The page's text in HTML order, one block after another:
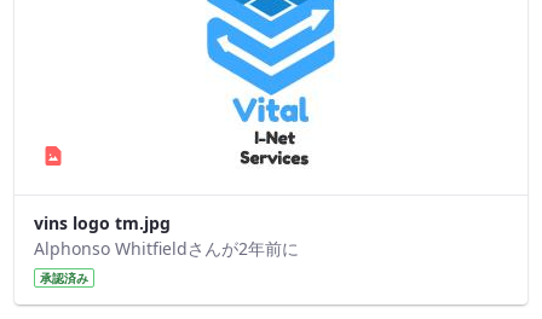
vins logo tm.jpg
Alphonso Whitfieldさんが2年前に
承認済み